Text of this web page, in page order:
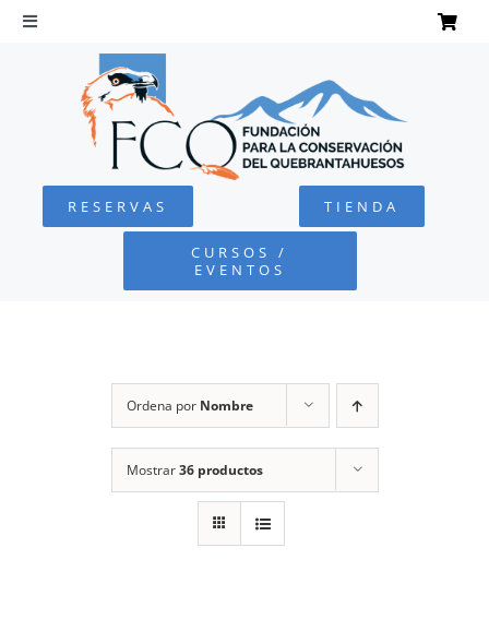
Saltar
Toggle
Navigation
QUEBRANTAHUESOS
FUNDACIÓN
RESERVAS TIENDA
CURSOS /
EVENTOS
Ordena por Nombre
Mostrar36 productos